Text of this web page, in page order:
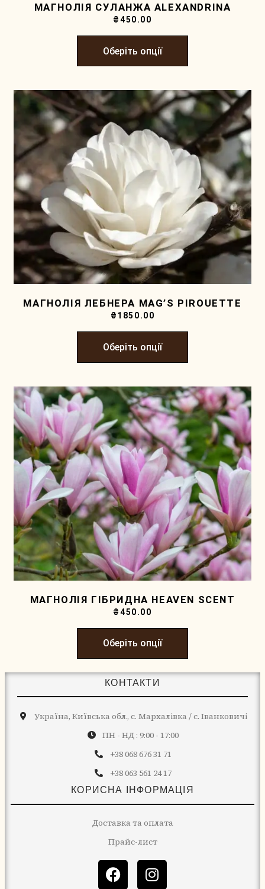
МАГНОЛІЯ СУЛАНЖА ALEXANDRINA
₴450.00
Оберіть опції
МАГНОЛІЯ ЛЕБНЕРА MAG’S PIROUETTE
₴1850.00
Оберіть опції
МАГНОЛІЯ ГІБРИДНА HEAVEN SCENT
₴450.00
Оберіть опції
КОНТАКТИ
Україна, Київська обл., с. Мархалівка / с. Іванковичі
ПН - НД : 9:00 - 17:00
+38 068 676 31 71
+38 063 561 24 17
КОРИСНА ІНФОРМАЦІЯ
Доставка та оплата
Прайс-лист